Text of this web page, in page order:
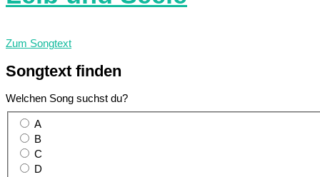
Zum Songtext
Songtext finden
Welchen Song suchst du?
A
B
C
D